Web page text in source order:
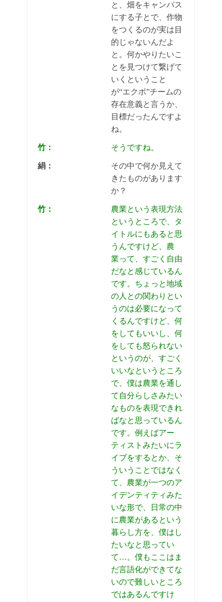
と、畑をキャンパス
にする子とで、作物
をつくるのが実は目
的じゃないんだよ
と。何かやりたいこ
とを見つけて繋げて
いくということ
が“エクボ”チームの
存在意義と言うか、
目標だったんですよ
ね。
竹： そうですね。
絹：
その中で何か見えて
きたものがあります
か？
竹：
農業という表現方法
というところで、タ
イトルにもあると思
うんですけど、農
業って、すごく自由
だなと感じているん
です。ちょっと地域
の人との関わりとい
うのは必要になって
くるんですけど、何
をしてもいいし、何
をしても怒られない
というのが、すごく
いいなというところ
で、僕は農業を通し
て自分らしさみたい
なものを表現できれ
ばなと思っているん
です。例えばアー
ティストみたいにラ
イブをするとか、そ
ういうことではなく
て、農業が一つのア
イデンティティみた
いな形で、日常の中
に農業があるという
暮らし方を、僕はし
たいなと思ってい
て…。僕もここはま
だ言語化ができてな
いので難しいところ
ではあるんですけ